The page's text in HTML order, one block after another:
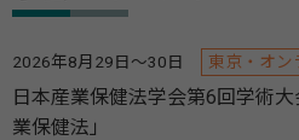
2026年8月29日～30日 東京・オン
日本産業保健法学会第6回学術
業保健法」